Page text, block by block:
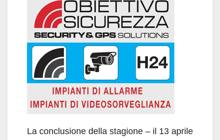
La conclusione della stagione – il 13 aprile